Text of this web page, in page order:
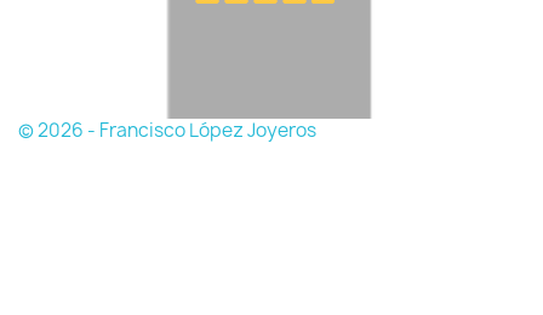
© 2026 - Francisco López Joyeros